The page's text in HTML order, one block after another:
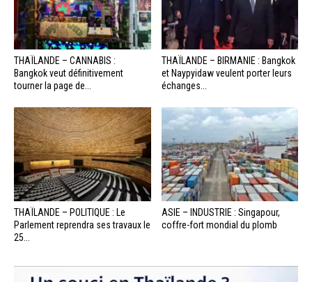
THAÏLANDE – CANNABIS :
Bangkok veut définitivement
tourner la page de...
THAÏLANDE – BIRMANIE : Bangkok
et Naypyidaw veulent porter leurs
échanges...
THAÏLANDE – POLITIQUE : Le
Parlement reprendra ses travaux le
25...
ASIE – INDUSTRIE : Singapour,
coffre-fort mondial du plomb